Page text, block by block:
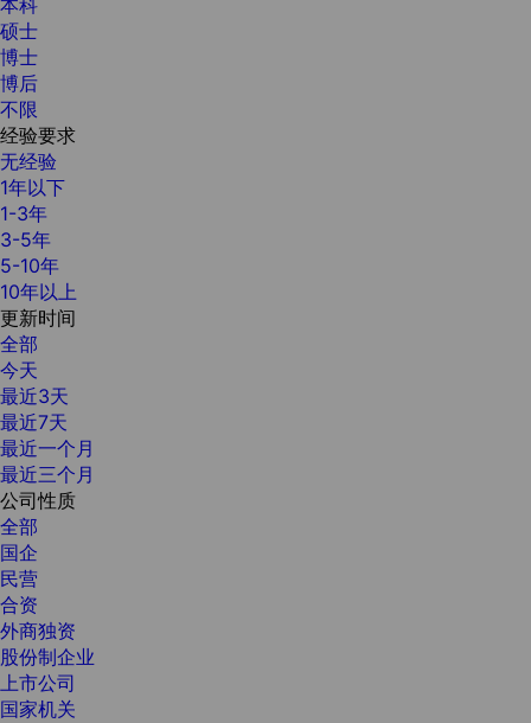
硕士
博士
博后
不限
经验要求
无经验
1年以下
1-3年
3-5年
5-10年
10年以上
更新时间
全部
今天
最近3天
最近7天
最近一个月
最近三个月
公司性质
全部
国企
民营
合资
外商独资
股份制企业
上市公司
国家机关